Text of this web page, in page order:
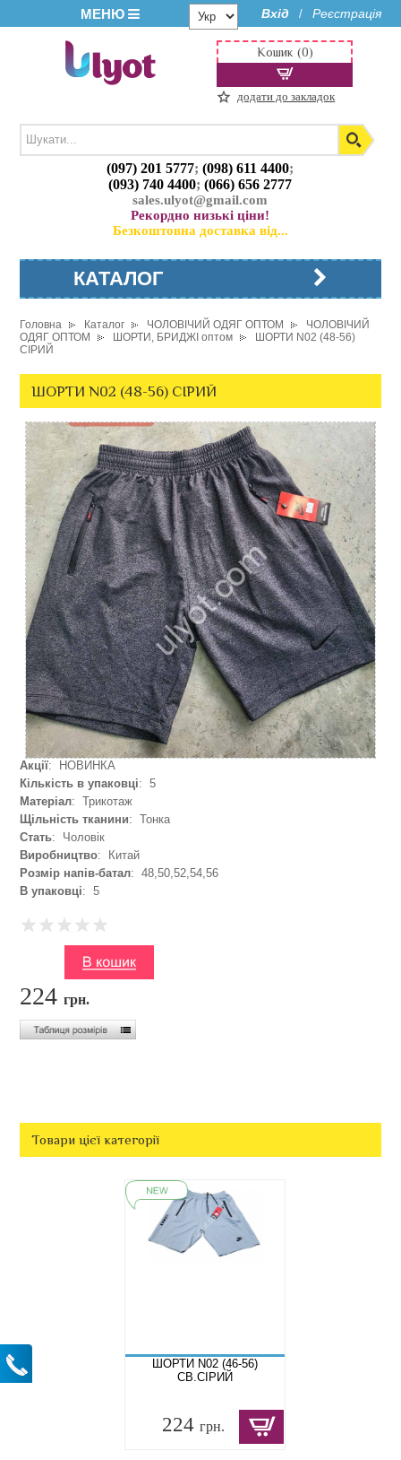
МЕНЮ Вхід / Реєстрація
(097) 201 5777;(098) 611 4400;
(093) 740 4400;(066) 656 2777
sales.ulyot@gmail.com
Рекордно низькі ціни!
Безкоштовна доставка від...
Кошик (0)
додати до закладок
КАТАЛОГ
Головна Каталог ЧОЛОВІЧИЙ ОДЯГ ОПТОМ
ЧОЛОВІЧИЙ
ОДЯГ ОПТОМ
ШОРТИ, БРИДЖІ оптом
ШОРТИ N02 (48-56)
СІРИЙ
ШОРТИ N02 (48-56) СІРИЙ
Акції: НОВИНКА
Кількість в упаковці: 5
Матеріал: Трикотаж
Щільність тканини: Тонка
Стать: Чоловік
Виробництво: Китай
Розмір напів-батал: 48,50,52,54,56
В упаковці: 5
224грн.
Товари цієї категорії
ШОРТИ N02 (46-56)
СВ.СІРИЙ
224 грн.